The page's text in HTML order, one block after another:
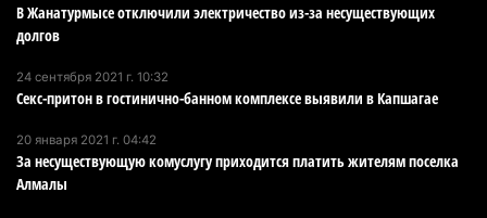
3 августа 2026 г. 15:43 146
проголосовать «Против всех»
В Конаеве появится завод по переработке
мусора за 11 млрд тенге
В Жанатурмысе отключили электричество из-за несуществующих
долгов
24 сентября 2021 г. 10:32
Секс-притон в гостинично-банном комплексе выявили в Капшагае
20 января 2021 г. 04:42
За несуществующую комуслугу приходится платить жителям поселка
Алмалы